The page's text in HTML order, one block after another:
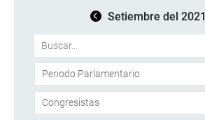
Setiembre del 2021